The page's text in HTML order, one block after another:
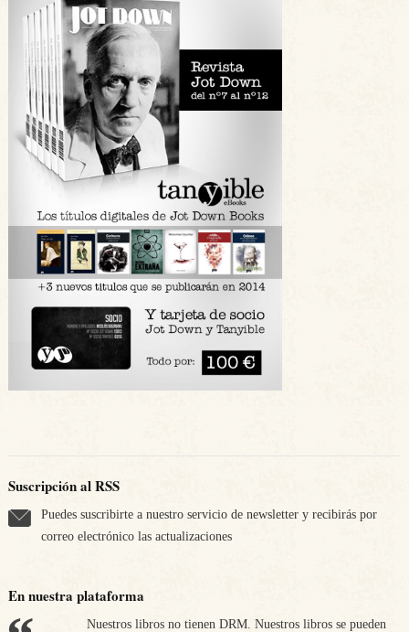
Suscripción al RSS
Puedes suscribirte a nuestro servicio de newsletter y recibirás por
correo electrónico las actualizaciones
En nuestra plataforma
Nuestros libros no tienen DRM. Nuestros libros se pueden
Apostamos por nuestra economía. Nos comprometemos a